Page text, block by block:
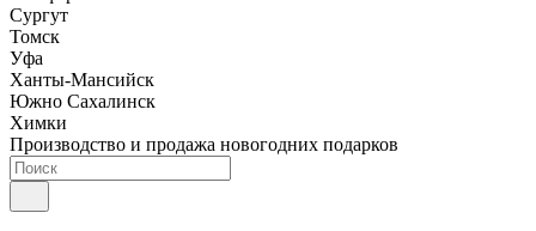
Сургут
Томск
Уфа
Ханты-Мансийск
Южно Сахалинск
Химки
Производство и продажа новогодних подарков